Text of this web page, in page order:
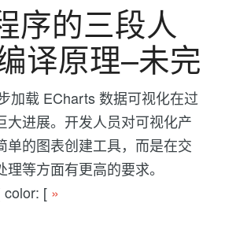
序的三段人
译原理--未完
加载 ECharts 数据可视化在过
大进展。开发人员对可视化产
单的图表创建工具，而是在交
等方面有更高的要求。
color: [ »